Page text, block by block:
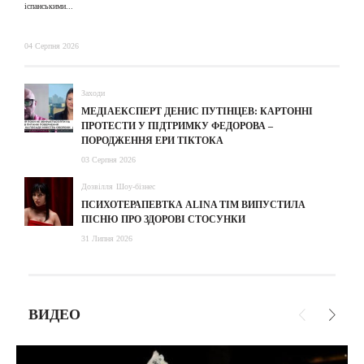
іспанськими...
04 Серпня 2026
Заходи
МЕДІАЕКСПЕРТ ДЕНИС ПУТІНЦЕВ: КАРТОННІ
ПРОТЕСТИ У ПІДТРИМКУ ФЕДОРОВА –
ПОРОДЖЕННЯ ЕРИ ТІКТОКА
03 Серпня 2026
Дозвілля Шоу-бізнес
ПСИХОТЕРАПЕВТКА ALINA TIM ВИПУСТИЛА
ПІСНЮ ПРО ЗДОРОВІ СТОСУНКИ
31 Липня 2026
ВИДЕО